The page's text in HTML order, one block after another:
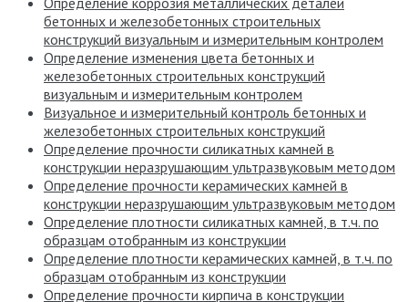
бетонных и железобетонных строительных
конструкций визуальным и измерительным контролем
Определение изменения цвета бетонных и
железобетонных строительных конструкций
визуальным и измерительным контролем
Визуальное и измерительный контроль бетонных и
железобетонных строительных конструкций
Определение прочности силикатных камней в
конструкции неразрушающим ультразвуковым методом
Определение прочности керамических камней в
конструкции неразрушающим ультразвуковым методом
Определение плотности силикатных камней, в т.ч. по
образцам отобранным из конструкции
Определение плотности керамических камней, в т.ч. по
образцам отобранным из конструкции
Определение прочности кирпича в конструкции